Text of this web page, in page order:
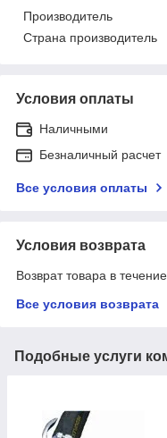
Производитель
Страна производитель
Условия оплаты
Наличными
Безналичный расчет
Все условия оплаты
Условия возврата
Возврат товара в
Все условия возврата
Подобные услуги